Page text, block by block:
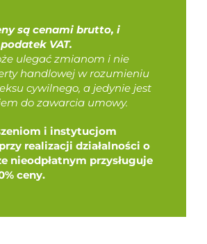
są cenami brutto, i
VAT.
ulegać zmianom i nie
handlowej w rozumieniu
cywilnego, a jedynie jest
do zawarcia umowy.
i instytucjom
realizacji działalności o
nieodpłatnym przysługuje
ceny.